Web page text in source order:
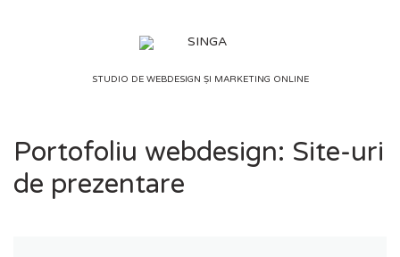
STUDIO DE WEBDESIGN ȘI MARKETING ONLINE
Portofoliu webdesign: Site-uri
de prezentare